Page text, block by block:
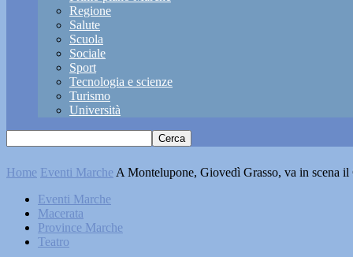
Regione
Salute
Scuola
Sociale
Sport
Tecnologia e scienze
Turismo
Università
Home Eventi Marche A Montelupone, Giovedì Grasso, va in scena
Eventi Marche
Macerata
Province Marche
Teatro